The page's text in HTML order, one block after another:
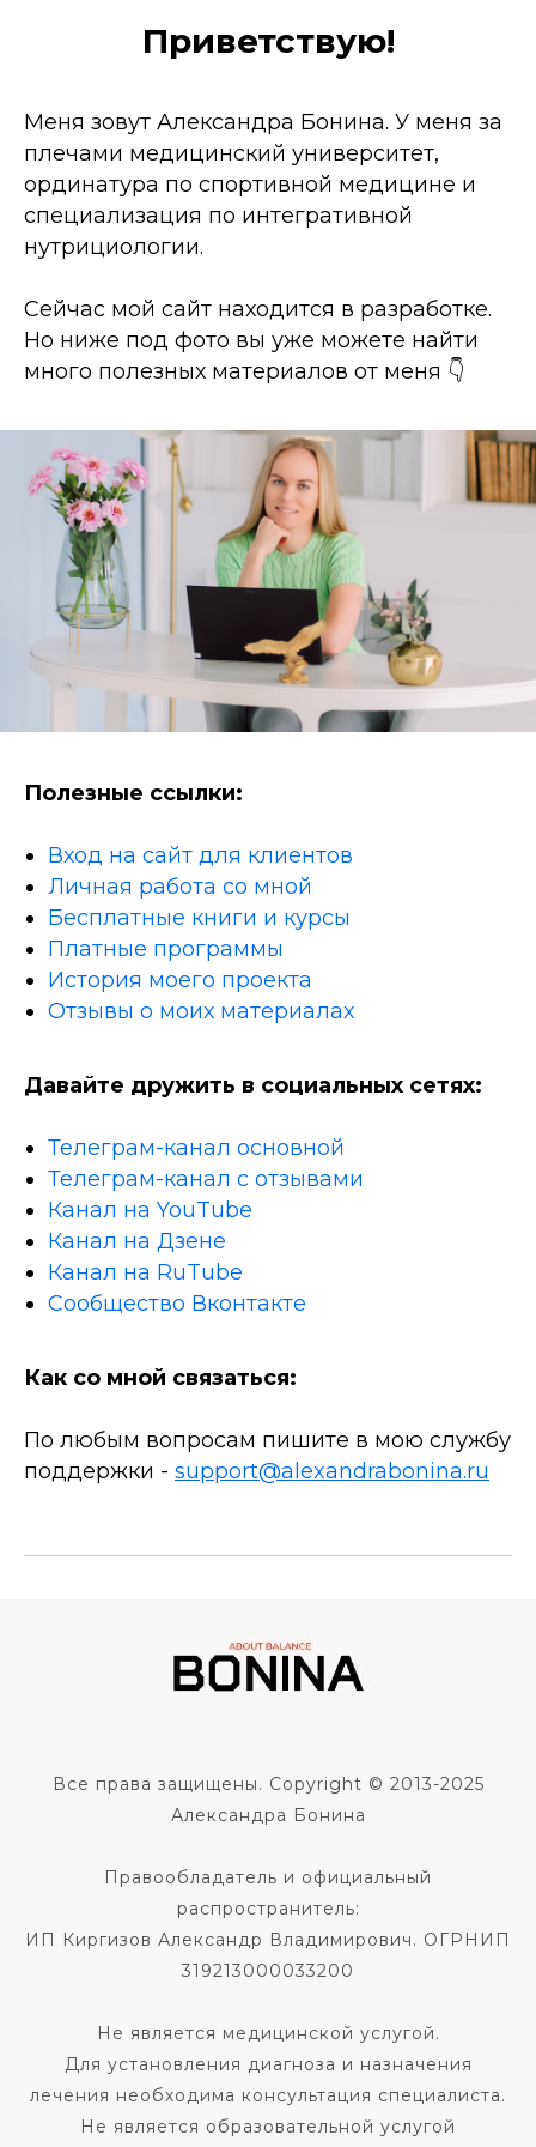
Приветствую!
Меня зовут Александра Бонина. У меня за
плечами медицинский университет,
ординатура по спортивной медицине и
специализация по интегративной
нутрициологии.
Сейчас мой сайт находится в разработке.
Но ниже под фото вы уже можете найти
много полезных материалов от меня 👇
Полезные ссылки:
Вход на сайт для клиентов
Личная работа со мной
Бесплатные книги и курсы
Платные программы
История моего проекта
Отзывы о моих материалах
Давайте дружить в социальных сетях:
Телеграм-канал основной
Телеграм-канал с отзывами
Канал на YouTube
Канал на Дзене
Канал на RuTube
Сообщество Вконтакте
Как со мной связаться:
По любым вопросам пишите в мою службу
поддержки - support@alexandrabonina.ru
Все права защищены. Copyright © 2013-2025
Александра Бонина
Правообладатель и официальный
распространитель:
ИП Киргизов Александр Владимирович. ОГРНИП
319213000033200
Не является медицинской услугой.
Для установления диагноза и назначения
лечения необходима консультация специалиста.
Не является образовательной услугой